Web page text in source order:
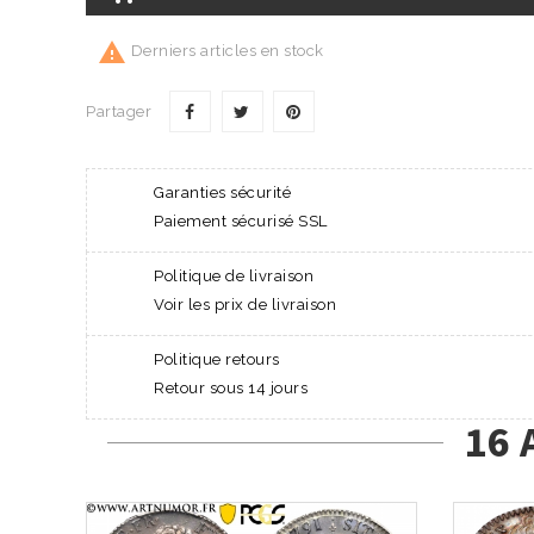
 Derniers articles en stock
Partager
Garanties sécurité
Paiement sécurisé SSL
Politique de livraison
Voir les prix de livraison
Politique retours
Retour sous 14 jours
16